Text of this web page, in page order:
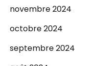
novembre 2024
octobre 2024
septembre 2024